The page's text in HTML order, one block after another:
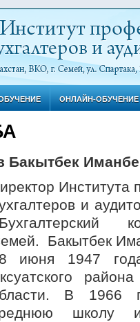
ОНЛАЙН-ОБУЧЕНИЕ
Бакытбек
Института
и
Бакытбек
июня 1947
В 1966
школу